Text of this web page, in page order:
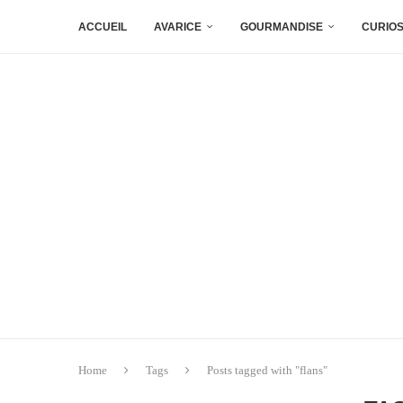
ACCUEIL AVARICE GOURMANDISE
Home Tags Posts tagged with "flans"